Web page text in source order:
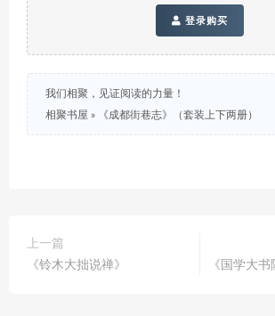
登录购买
我们相聚，见证阅读的力量！
相聚书屋 » 《成都街巷志》（套装上下两册）
上一篇
《铃木大拙说禅》
《国学大